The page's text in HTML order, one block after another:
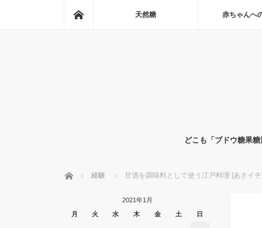
天然糖 赤ちゃんへ
どこも「ブドウ糖果
ホーム 経験 甘酒を調味料として使う江戸料理 [あさイ
2021年1月
月
火 水 木 金 土 日